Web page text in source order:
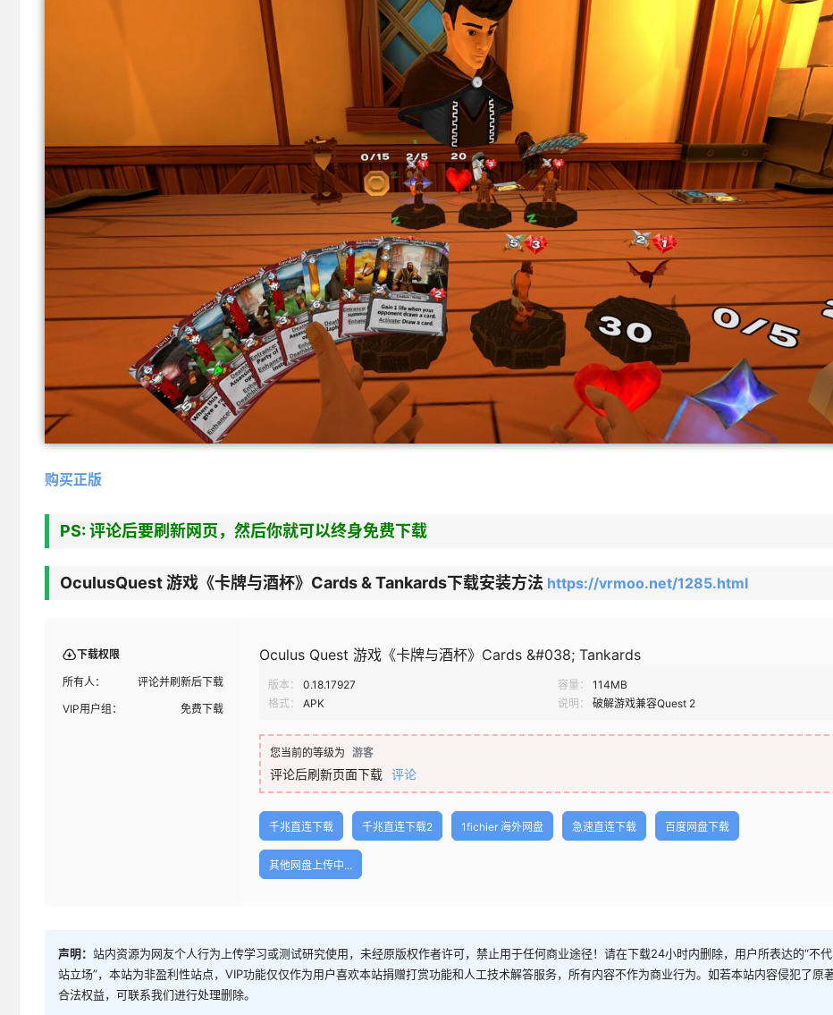
购买正版
PS: 评论后要刷新网页，然后你就可以终身免费下载
OculusQuest 游戏《卡牌与酒杯》Cards & Tankards下载安装方法 https://vrmoo.net/1285.html
下载权限
所有人：
评论并刷新后下载
VIP用户组：
免费下载
Oculus Quest 游戏《卡牌与酒杯》Cards &#038; Tankards
版本： 0.18.17927 容量：
114MB
格式：
APK 说明： 破解游戏兼容Quest 2
您当前的等级为 游客
评论后刷新页面下载 评论
千兆直连下载 千兆直连下载2 1fichier 海外网盘 急速直连下载 百度网盘下载
其他网盘上传中...
声明： 站内资源为网友个人行为上传学习或测试研究使用，未经原版权作者许可，禁止用于任何商业途径！请在下载24小时内删除，用户所表达的“不
站立场”，本站为非盈利性站点，VIP功能仅仅作为用户喜欢本站捐赠打赏功能和人工技术解答服务，所有内容不作为商业行为。如若本站内容侵犯了原
合法权益，可联系我们进行处理删除。